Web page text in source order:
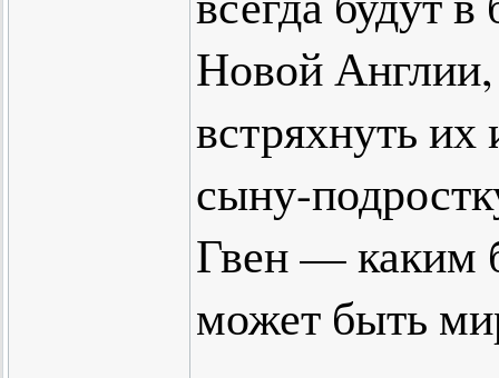
Новой
встряхнуть
сыну-
Гвен — каким
может быть